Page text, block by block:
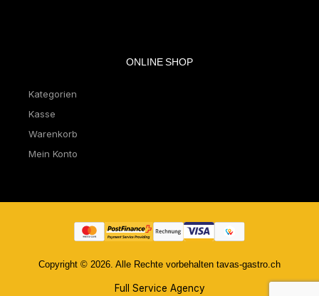
ONLINE SHOP
Kategorien
Kasse
Warenkorb
Mein Konto
Copyright © 2026. Alle Rechte vorbehalten tavas-gastro.ch
Full Service Agency